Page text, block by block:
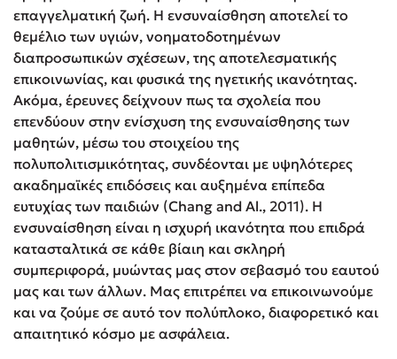
επαγγελματική ζωή. Η ενσυναίσθηση αποτελεί το
θεμέλιο των υγιών, νοηματοδοτημένων
διαπροσωπικών σχέσεων, της αποτελεσματικής
επικοινωνίας, και φυσικά της ηγετικής ικανότητας.
Ακόμα, έρευνες δείχνουν πως τα σχολεία που
επενδύουν στην ενίσχυση της ενσυναίσθησης των
μαθητών, μέσω του στοιχείου της
πολυπολιτισμικότητας, συνδέονται με υψηλότερες
ακαδημαϊκές επιδόσεις και αυξημένα επίπεδα
ευτυχίας των παιδιών (Chang and Al., 2011). Η
ενσυναίσθηση είναι η ισχυρή ικανότητα που επιδρά
κατασταλτικά σε κάθε βίαιη και σκληρή
συμπεριφορά, μυώντας μας στον σεβασμό του εαυτού
μας και των άλλων. Μας επιτρέπει να επικοινωνούμε
και να ζούμε σε αυτό τον πολύπλοκο, διαφορετικό και
απαιτητικό κόσμο με ασφάλεια.